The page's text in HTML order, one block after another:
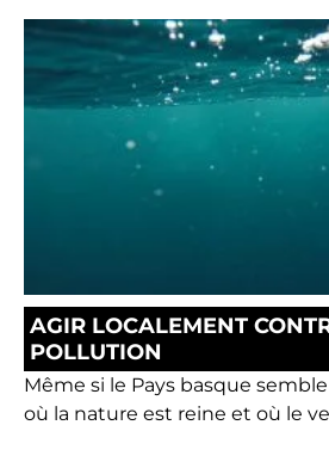
AGIR LOCALEMENT
POLLUTION
Même si le Pays basque
où la nature est reine et où le